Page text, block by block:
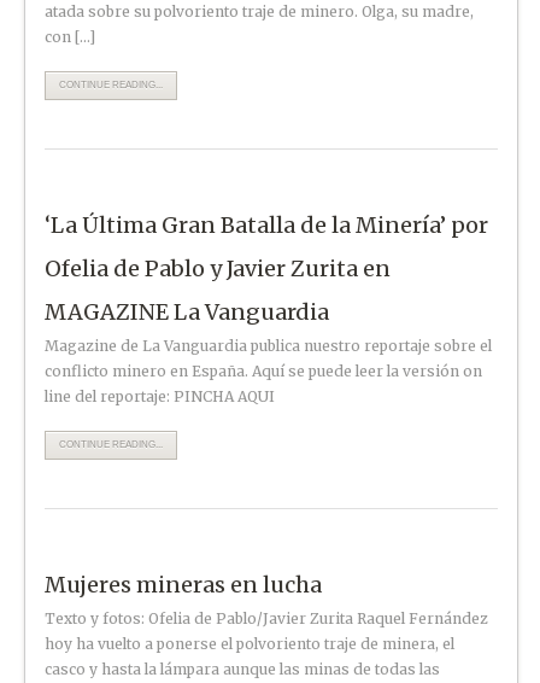
atada sobre su polvoriento traje de minero. Olga, su madre,
con […]
CONTINUE READING...
‘La Última Gran Batalla de la Minería’ por
Ofelia de Pablo y Javier Zurita en
MAGAZINE La Vanguardia
Magazine de La Vanguardia publica nuestro reportaje sobre el
conflicto minero en España. Aquí se puede leer la versión on
line del reportaje: PINCHA AQUI
CONTINUE READING...
Mujeres mineras en lucha
Texto y fotos: Ofelia de Pablo/Javier Zurita Raquel Fernández
hoy ha vuelto a ponerse el polvoriento traje de minera, el
casco y hasta la lámpara aunque las minas de todas las